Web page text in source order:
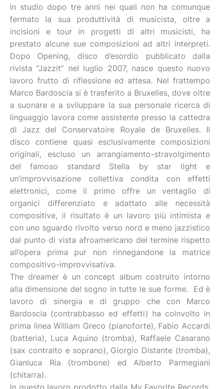
in studio dopo tre anni nei quali non ha comunque
fermato la sua produttività di musicista, oltre a
incisioni e tour in progetti di altri musicisti, ha
prestato alcune sue composizioni ad altri interpreti.
Dopo Opening, disco d’esordio pubblicato dalla
rivista “Jazzit” nel luglio 2007, nasce questo nuovo
lavoro frutto di riflessione ed attesa. Nel frattempo
Marco Bardoscia si è trasferito a Bruxelles, dove oltre
a suonare e a sviluppare la sua personale ricerca di
linguaggio lavora come assistente presso la cattedra
di Jazz del Conservatoire Royale de Bruxelles. Il
disco contiene quasi esclusivamente composizioni
originali, escluso un arrangiamento-stravolgimento
del famoso standard Stella by star light e
un’improvvisazione collettiva condita con effetti
elettronici, come il primo offre un ventaglio di
organici differenziato e adattato alle necessità
compositive, il risultato è un lavoro più intimista e
con uno sguardo rivolto verso nord e meno jazzistico
dal punto di vista afroamericano del termine rispetto
all’opera prima pur non rinnegandone la matrice
compositivo-improvvisativa.
The dreamer è un concept album costruito intorno
alla dimensione del sogno in tutte le sue forme. Ed è
lavoro di sinergia e di gruppo che con Marco
Bardoscia (contrabbasso ed effetti) ha coinvolto in
prima linea William Greco (pianoforte), Fabio Accardi
(batteria), Luca Aquino (tromba), Raffaele Casarano
(sax contralto e soprano), Giorgio Distante (tromba),
Gianluca Ria (trombone) ed Alberto Parmegiani
(chitarra).
In questo lavoro prodotto dalla My Favorite Records,